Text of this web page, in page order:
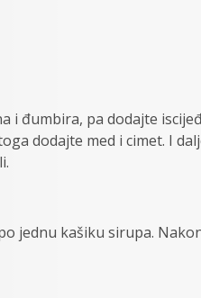
đumbira, pa dodajte
dodajte med i cimet. I
jednu kašiku sirupa.